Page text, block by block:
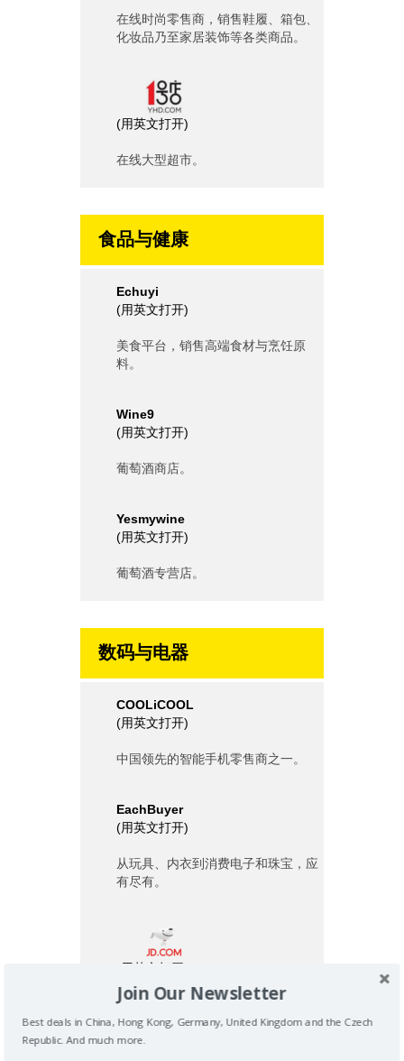
在线时尚零售商，销售鞋履、箱包、
化妆品乃至家居装饰等各类商品。
(用英文打开)
在线大型超市。
食品与健康
Echuyi
(用英文打开)
美食平台，销售高端食材与烹饪原
料。
Wine9
(用英文打开)
葡萄酒商店。
Yesmywine
(用英文打开)
葡萄酒专营店。
数码与电器
COOLiCOOL
(用英文打开)
中国领先的智能手机零售商之一。
EachBuyer
(用英文打开)
从玩具、内衣到消费电子和珠宝，应
有尽有。
用英文打开
中国最大的在线零售商，销售从电子
产品、化妆品到家居装饰的各类商
品。
Join Our Newsletter
Best deals in China, Hong Kong, Germany, United Kingdom and the Czech
Republic. And much more.